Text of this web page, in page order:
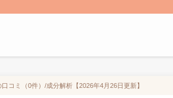
コミ（0件）/成分解析【2026年4月26日更新】